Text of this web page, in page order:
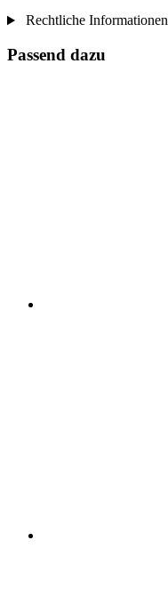
Rechtliche Informationen
Passend dazu